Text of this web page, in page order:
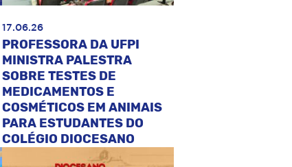
17.06.26
PROFESSORA DA UFPI
MINISTRA PALESTRA
SOBRE TESTES DE
MEDICAMENTOS E
COSMÉTICOS EM ANIMAIS
PARA ESTUDANTES DO
COLÉGIO DIOCESANO